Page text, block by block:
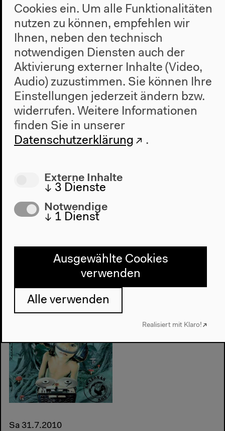
Konzert Konzerte
21 Sunsets
The Moritz Von Oswald Trio ft. Laurel Halo und
Heinrich Koebberling, Adir Jan
21 Sunsets
Sa 31.7.2010
Cookies ein. Um alle Funktionalitäten
nutzen zu können, empfehlen wir
Ihnen, neben den technisch
notwendigen Diensten auch der
Aktivierung externer Inhalte (Video,
Audio) zuzustimmen. Sie können Ihre
Einstellungen jederzeit ändern bzw.
widerrufen. Weitere Informationen
finden Sie in unserer
Datenschutzerklärung
.
Externe Inhalte
↓ 3 Dienste
Notwendige
↓ 1 Dienst
Ausgewählte Cookies
verwenden
Alle verwenden
Realisiert mit Klaro!